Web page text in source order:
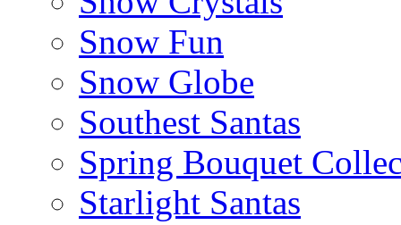
Snow Fun
Snow Globe
Southest Santas
Spring Bouquet
Starlight Santas